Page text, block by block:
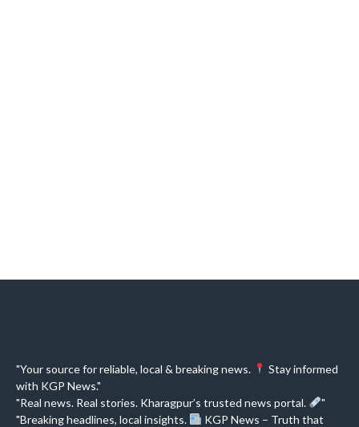
"Your source for reliable, local & breaking news.
Stay informed
with KGP News."
"Real news. Real stories. Kharagpur’s trusted news portal.
"
"Breaking headlines, local insights.
KGP News – Truth that